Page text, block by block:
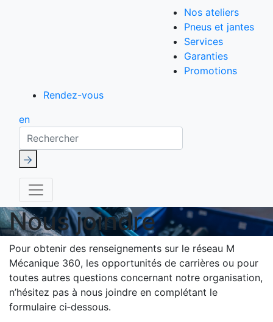
Nos ateliers
Pneus et jantes
Services
Garanties
Promotions
Rendez-vous
en
Rechercher
Nous joindre
Pour obtenir des renseignements sur le réseau M
Mécanique 360, les opportunités de carrières ou pour
toutes autres questions concernant notre organisation,
n’hésitez pas à nous joindre en complétant le
formulaire ci‑dessous.